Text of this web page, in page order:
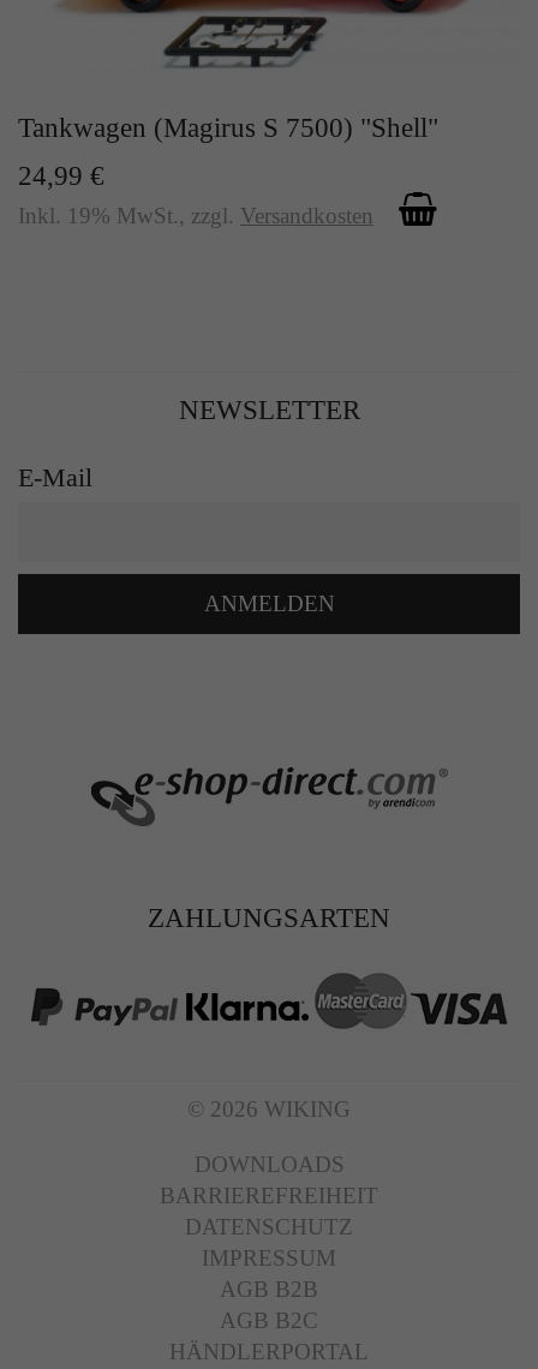
Tankwagen (Magirus S 7500) "Shell"
24,99 €
Inkl. 19% MwSt., zzgl. Versandkosten
NEWSLETTER
E-Mail
ANMELDEN
ZAHLUNGSARTEN
© 2026 WIKING
DOWNLOADS
BARRIEREFREIHEIT
DATENSCHUTZ
IMPRESSUM
AGB B2B
AGB B2C
HÄNDLERPORTAL